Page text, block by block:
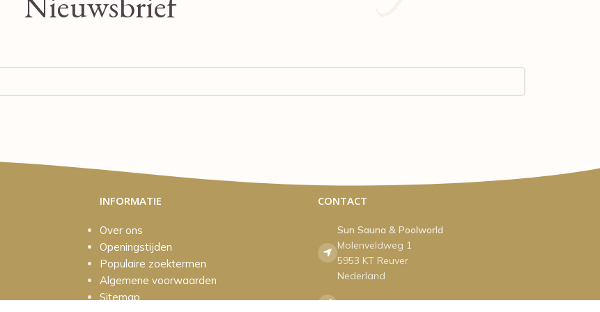
INFORMATIE
Over ons
Openingstijden
Populaire zoektermen
Algemene voorwaarden
Sitemap
CONTACT
Sun Sauna & Poolworld
Molenveldweg 1
5953 KT Reuver
Nederland
Tel:077-4742707